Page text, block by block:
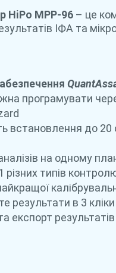
HiPo MPP-96 – це
ІФА та
програмувати
встановлення до 20
на одному
різних типів
результати в 3 кліки
експорт результатів